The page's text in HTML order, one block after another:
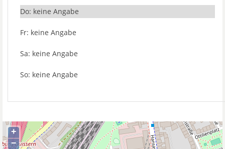
Do: keine Angabe
Fr: keine Angabe
Sa: keine Angabe
So: keine Angabe